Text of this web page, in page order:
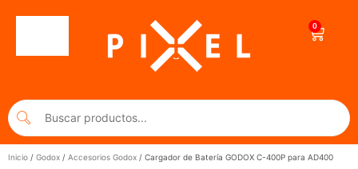
0
Cart
Inicio / Godox / Accesorios Godox / Cargador de Batería GODOX C-400P para AD400